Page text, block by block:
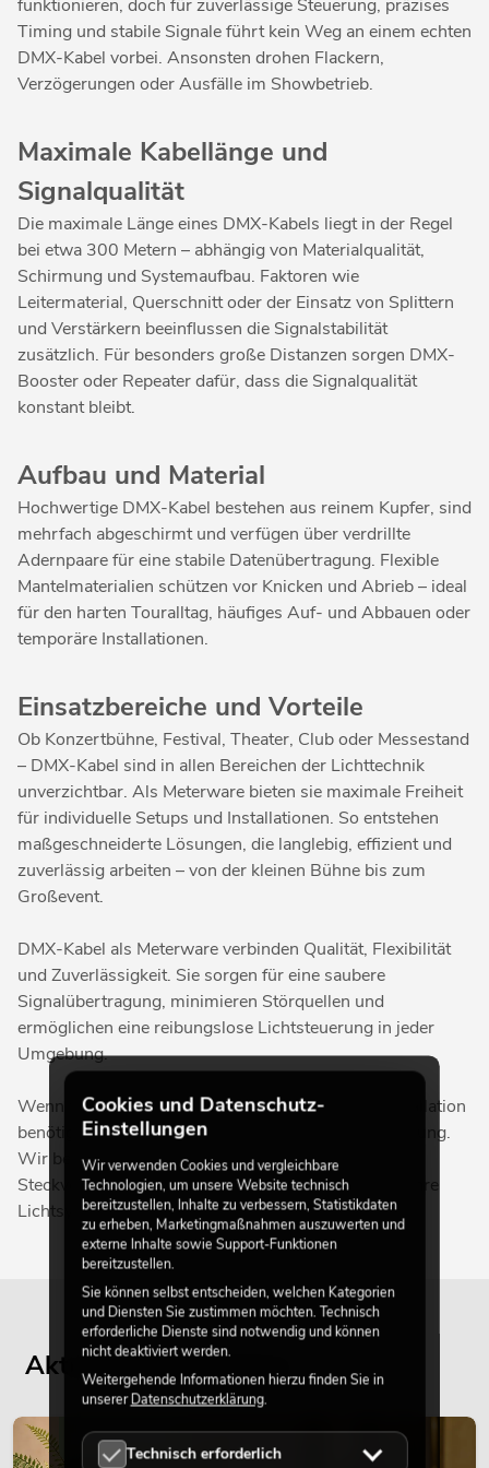
funktionieren, doch für zuverlässige Steuerung, präzises
Timing und stabile Signale führt kein Weg an einem echten
DMX-Kabel vorbei. Ansonsten drohen Flackern,
Verzögerungen oder Ausfälle im Showbetrieb.
Maximale Kabellänge und
Signalqualität
Die maximale Länge eines DMX-Kabels liegt in der Regel
bei etwa 300 Metern – abhängig von Materialqualität,
Schirmung und Systemaufbau. Faktoren wie
Leitermaterial, Querschnitt oder der Einsatz von Splittern
und Verstärkern beeinflussen die Signalstabilität
zusätzlich. Für besonders große Distanzen sorgen DMX-
Booster oder Repeater dafür, dass die Signalqualität
konstant bleibt.
Aufbau und Material
Hochwertige DMX-Kabel bestehen aus reinem Kupfer, sind
mehrfach abgeschirmt und verfügen über verdrillte
Adernpaare für eine stabile Datenübertragung. Flexible
Mantelmaterialien schützen vor Knicken und Abrieb – ideal
für den harten Touralltag, häufiges Auf- und Abbauen oder
temporäre Installationen.
Einsatzbereiche und Vorteile
Ob Konzertbühne, Festival, Theater, Club oder Messestand
– DMX-Kabel sind in allen Bereichen der Lichttechnik
unverzichtbar. Als Meterware bieten sie maximale Freiheit
für individuelle Setups und Installationen. So entstehen
maßgeschneiderte Lösungen, die langlebig, effizient und
zuverlässig arbeiten – von der kleinen Bühne bis zum
Großevent.
DMX-Kabel als Meterware verbinden Qualität, Flexibilität
und Zuverlässigkeit. Sie sorgen für eine saubere
Signalübertragung, minimieren Störquellen und
ermöglichen eine reibungslose Lichtsteuerung in jeder
Umgebung.
Wenn Sie Unterstützung bei der Auswahl oder Installation
benötigen, steht Ihnen unser Team gerne zur Verfügung.
Wir beraten Sie kompetent zu Kabellängen,
Steckverbindern und optimalen Kombinationen für Ihre
Lichtsysteme.
Aktuelle Blogbeiträge
DEKORATION
Cookies und Datenschutz-
Einstellungen
Wir verwenden Cookies und vergleichbare
Technologien, um unsere Website technisch
bereitzustellen, Inhalte zu verbessern, Statistikdaten
zu erheben, Marketingmaßnahmen auszuwerten und
externe Inhalte sowie Support-Funktionen
bereitzustellen.
Sie können selbst entscheiden, welchen Kategorien
und Diensten Sie zustimmen möchten. Technisch
erforderliche Dienste sind notwendig und können
nicht deaktiviert werden.
Weitergehende Informationen hierzu finden Sie in
unsererDatenschutzerklärung.
Technisch erforderlich